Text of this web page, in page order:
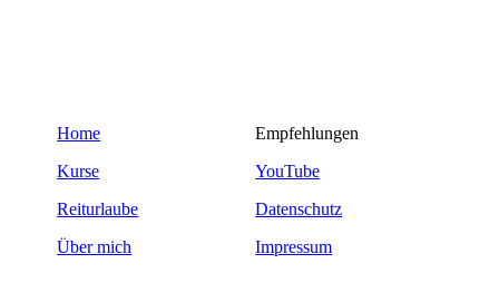
Home
Kurse
Reiturlaube
Über mich
Empfehlungen
YouTube
Datenschutz
Impressum